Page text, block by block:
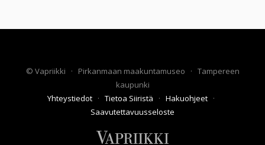
© Vapriikki · Pirkanmaan maakuntamuseo · Tampereen
kaupunki
Yhteystiedot · Tietoa Siiristä · Hakuohjeet ·
Saavutettavuusseloste